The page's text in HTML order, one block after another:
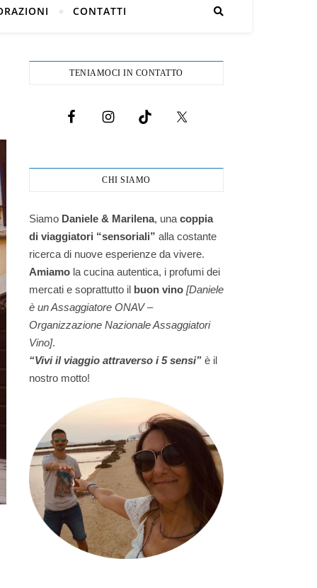
CONTATTI
TENIAMOCI IN CONTATTO
CHI SIAMO
Siamo Daniele & Marilena, una coppia
di viaggiatori “sensoriali” alla costante
ricerca di nuove esperienze da vivere.
Amiamo la cucina autentica, i profumi dei
mercati e soprattutto il buon vino [Daniele
è un Assaggiatore ONAV –
Organizzazione Nazionale Assaggiatori
Vino].
“Vivi il viaggio attraverso i 5 sensi” è il
nostro motto!